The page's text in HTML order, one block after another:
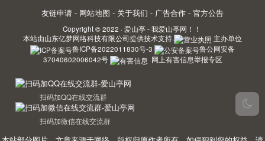
友链申请 - 网站地图 - 关于我们 - 广告合作 - 官方公告
Copyright © 2022 · 爱山亭 - 我爱山亭网！！
本站由山东亿梦网络科技有限公司提供技术支持.
主办单位
鲁ICP备2022011830号-3
鲁公网安备
37040602006042号
网上有害信息举报专区
扫码加QQ在线交流群
扫码加微信在线交流群